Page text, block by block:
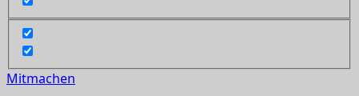
Mitmachen